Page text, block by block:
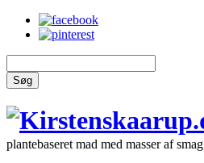
Søg
plantebaseret mad med masser af smag